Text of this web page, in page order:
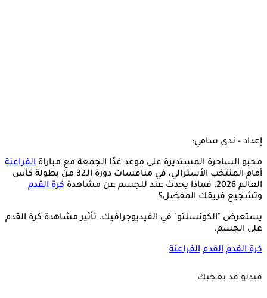
إعداد - ندى سامي:
محبو الساحرة المستديرة على موعد غدًا الجمعة مع مباراة الفراعنة
أمام المنتخب الأسترالي، في منافسات دورة الـ32 من بطولة كأس
العالم 2026، فماذا يحدث عند للجسم عن مشاهدة
كرةالقدم
وتشجيع فريقك المفضل؟
يستعرض "الكونسلتو" في الفيديوجرافيك، تأثير مشاهدة كرة القدم
على الجسم.
كرة القدم القدم الفراعنة
فيديو قد يعجبك